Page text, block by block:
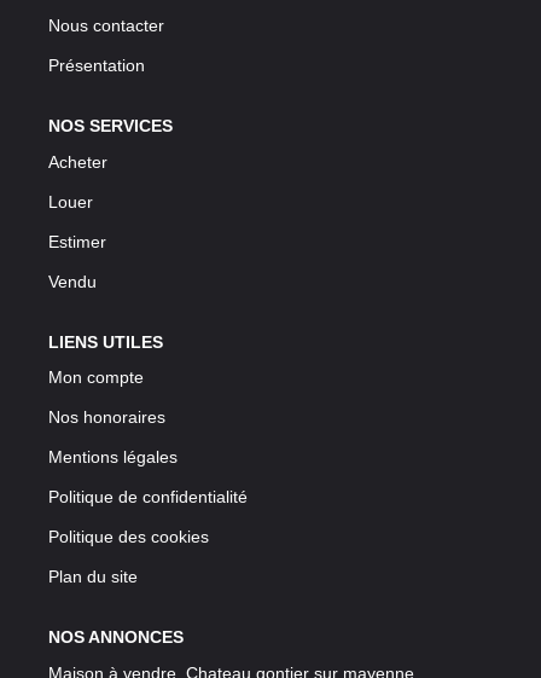
Nous contacter
Présentation
NOS SERVICES
Acheter
Louer
Estimer
Vendu
LIENS UTILES
Mon compte
Nos honoraires
Mentions légales
Politique de confidentialité
Politique des cookies
Plan du site
NOS ANNONCES
Maison à vendre, Chateau gontier sur mayenne